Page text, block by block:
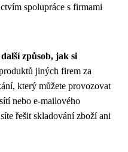
spolupráce s firmami
způsob, jak si
jiných firem za
který můžete provozovat
nebo e-mailového
řešit skladování zboží ani